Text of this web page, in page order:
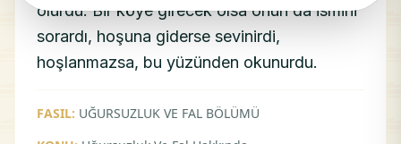
olurdu. Bir köye girecek olsa onun da ismini
sorardı, hoşuna giderse sevinirdi,
hoşlanmazsa, bu yüzünden okunurdu.
FASIL: UĞURSUZLUK VE FAL BÖLÜMÜ